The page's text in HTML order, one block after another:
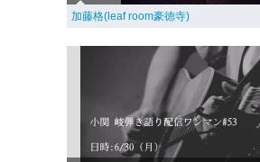
加藤格(leaf room豪徳寺)